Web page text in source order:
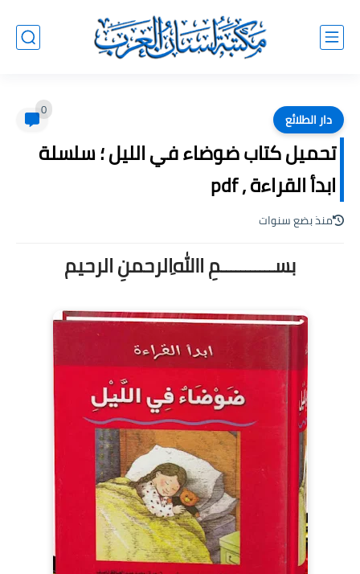
دار الطلائع 0
تحميل كتاب ضوضاء في الليل ؛ سلسلة
ابدأ القراءة , pdf
منذ بضع سنوات
بســـــــــــمِ اﷲِالرحمنِ الرحيم